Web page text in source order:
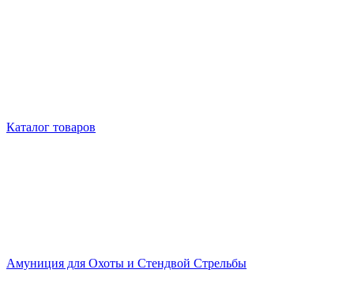
Каталог товаров
Амуниция для Охоты и Стендвой Стрельбы